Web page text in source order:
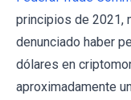
principios de 2021,
denunciado haber
dólares en
aproximadamente